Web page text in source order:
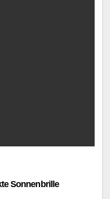
Sonnenbrille